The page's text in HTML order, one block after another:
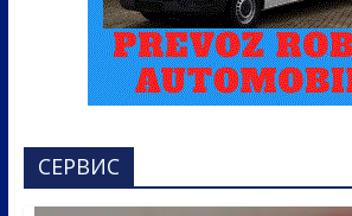
СЕРВИС